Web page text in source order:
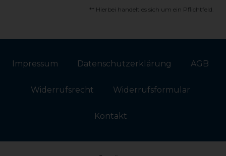
** Hierbei handelt es sich um ein Pflichtfeld.
Impressum Daten­schutz­erklärung AGB
Widerrufs­recht Widerrufs­formular
Kontakt